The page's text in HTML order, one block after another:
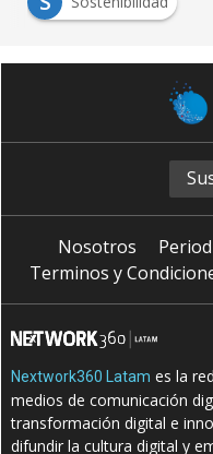
Nosotros
Terminos y
Nextwork360 Latam es la
medios de comunicación
transformación digital e
difundir la cultura digital y